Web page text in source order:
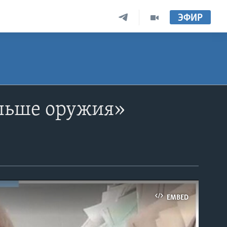
ЭФИР
оружия»
EMBED